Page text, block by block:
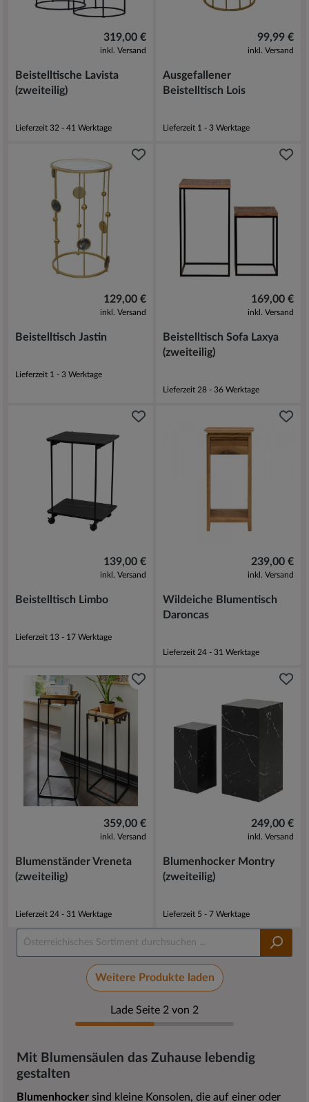
319,00 €
inkl. Versand
Beistelltische Lavista
(zweiteilig)
Lieferzeit 32 - 41 Werktage
99,99 €
inkl. Versand
Ausgefallener
Beistelltisch Lois
Lieferzeit 1 - 3 Werktage
129,00 €
inkl. Versand
Beistelltisch Jastin
Lieferzeit 1 - 3 Werktage
169,00 €
inkl. Versand
Beistelltisch Sofa Laxya
(zweiteilig)
Lieferzeit 28 - 36 Werktage
139,00 €
inkl. Versand
Beistelltisch Limbo
Lieferzeit 13 - 17 Werktage
239,00 €
inkl. Versand
Wildeiche Blumentisch
Daroncas
Lieferzeit 24 - 31 Werktage
359,00 €
inkl. Versand
Blumenständer Vreneta
(zweiteilig)
Lieferzeit 24 - 31 Werktage
249,00 €
inkl. Versand
Blumenhocker Montry
(zweiteilig)
Lieferzeit 5 - 7 Werktage
Weitere Produkte laden
Lade Seite 2 von 2
Mit Blumensäulen das Zuhause lebendig
gestalten
Blumenhocker sind kleine Konsolen, die auf einer oder